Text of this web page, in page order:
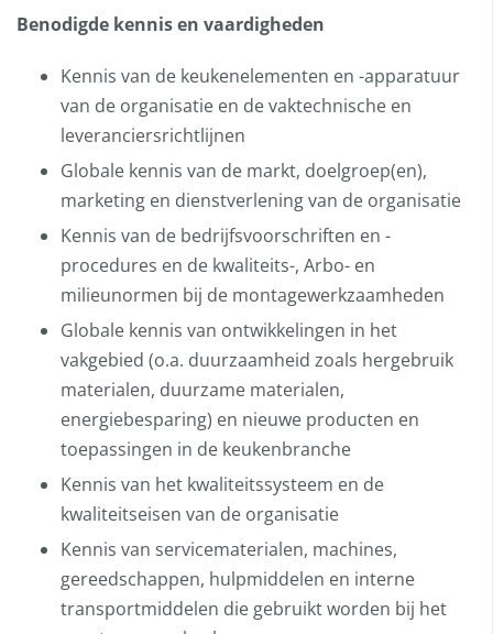
Benodigde kennis en vaardigheden
Kennis van de keukenelementen en -apparatuur
van de organisatie en de vaktechnische en
leveranciersrichtlijnen
Globale kennis van de markt, doelgroep(en),
marketing en dienstverlening van de organisatie
Kennis van de bedrijfsvoorschriften en -
procedures en de kwaliteits-, Arbo- en
milieunormen bij de montagewerkzaamheden
Globale kennis van ontwikkelingen in het
vakgebied (o.a. duurzaamheid zoals hergebruik
materialen, duurzame materialen,
energiebesparing) en nieuwe producten en
toepassingen in de keukenbranche
Kennis van het kwaliteitssysteem en de
kwaliteitseisen van de organisatie
Kennis van servicematerialen, machines,
gereedschappen, hulpmiddelen en interne
transportmiddelen die gebruikt worden bij het